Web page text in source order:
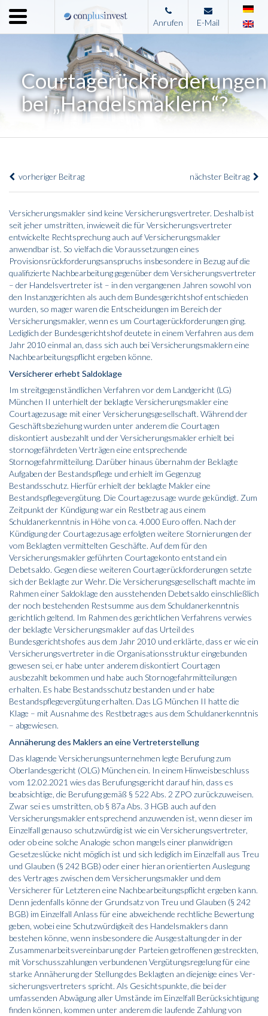
Menu
Home
Leistungen
Immobilienangebote
Kontakt
Anrufen E-Mail
Courtagerückforderungen
bei „Handelsmaklern“?
vorheriger Beitrag nächster Beitrag
Versicherungsmakler sind keine Versicherungsvertreter. Deshalb ist
seit jeher umstritten, inwieweit die für Versicherungsvertreter
entwickelte Rechtsprechung auch auf Versicherungsmakler
anwendbar ist. So vielfach die Voraussetzungen eines
Provisionsrückforderungsanspruchs insbesondere in Bezug auf die
qualifizierte Nachbearbeitung gegenüber dem Versicherungsvertreter
– der Handelsvertreter ist – in den vergangenen Jahren sowohl von
den Instanzgerichten als auch dem Bundesgerichtshof entschieden
wurden, so mager waren die Entscheidungen im Bereich der
Versicherungsmakler, wenn es um Courtagerückforderungen ging.
Lediglich der Bundesgerichtshof deutete in einem Verfahren aus dem
Jahr 2010 einmal an, dass sich auch bei Versicherungsmaklern eine
Nachbearbeitungspflicht ergeben könne.
Versicherer erhebt Saldoklage
Im streitgegenständlichen Verfahren vor dem Landgericht (LG)
München II unterhielt der beklagte Versicherungsmakler eine
Courtagezusage mit einer Versicherungsgesellschaft. Während der
Geschäftsbeziehung wurden unter anderem die Courtagen
diskontiert ausbezahlt und der Versicherungsmakler erhielt bei
stornogefährdeten Verträgen eine entsprechende
Stornogefahrmitteilung. Darüber hinaus übernahm der Beklagte
Aufgaben der Bestandspflege und erhielt im Gegenzug
Bestandsschutz. Hierfür erhielt der beklagte Makler eine
Bestandspflegevergütung. Die Courtagezusage wurde gekündigt. Zum
Zeitpunkt der Kündigung war ein Restbetrag aus einem
Schuldanerkenntnis in Höhe von ca. 4.000 Euro offen. Nach der
Kündigung der Courtagezusage erfolgten weitere Stornierungen der
vom Beklagten vermittelten Geschäfte. Auf dem für den
Versicherungsmakler geführten Courtagekonto entstand ein
Debetsaldo. Gegen diese weiteren Courtagerückforderungen setzte
sich der Beklagte zur Wehr. Die Versicherungsgesellschaft machte im
Rahmen einer Saldoklage den ausstehenden Debetsaldo einschließlich
der noch bestehenden Restsumme aus dem Schuldanerkenntnis
gerichtlich geltend. Im Rahmen des gerichtlichen Verfahrens verwies
der beklagte Versicherungsmakler auf das Urteil des
Bundesgerichtshofes aus dem Jahr 2010 und erklärte, dass er wie ein
Versicherungsvertreter in die Organisationsstruktur eingebunden
gewesen sei, er habe unter anderem diskontiert Courtagen
ausbezahlt bekommen und habe auch Stornogefahrmitteilungen
erhalten. Es habe Bestandsschutz bestanden und er habe
Bestandspflegevergütung erhalten. Das LG München II hatte die
Klage – mit Ausnahme des Rest­betrages aus dem Schuldanerkenntnis
– abgewiesen.
Annäherung des Maklers an eine Vertreterstellung
Das klagende Versicherungsunternehmen legte Berufung zum
Oberlandesgericht (OLG) München ein. In einem Hinweisbeschluss
vom 12.02.2021 wies das Berufungsgericht darauf hin, dass es
beabsichtige, die Berufung gemäß § 522 Abs. 2 ZPO zurückzuweisen.
Zwar sei es umstritten, ob § 87a Abs. 3 HGB auch auf den
Versicherungsmakler entsprechend anzuwenden ist, wenn dieser im
Einzelfall genauso schutzwürdig ist wie ein Versicherungsvertreter,
oder ob eine solche Analogie schon mangels einer planwidrigen
Gesetzeslücke nicht möglich ist und sich lediglich im Einzelfall aus Treu
und Glauben (§ 242 BGB) oder einer hieran orientierten Auslegung
des Vertrages zwischen dem Versicherungsmakler und dem
Versicherer für Letzteren eine Nachbearbeitungspflicht ergeben kann.
Denn jedenfalls könne der Grundsatz von Treu und Glauben (§ 242
BGB) im Einzelfall Anlass für eine abweichende rechtliche Bewertung
geben, wobei eine Schutzwürdigkeit des Handelsmaklers dann
bestehen könne, wenn insbesondere die Ausgestaltung der in der
Zusammenarbeitsvereinbarung der Parteien getroffenen gestreckten,
mit Vorschusszahlungen verbundenen Vergütungsregelung für eine
starke Annäherung der Stellung des Beklagten an diejenige eines Ver­
sicherungsvertreters spricht. Als Gesichtspunkte, die bei der
umfassenden Abwägung aller Umstände im Einzelfall Berücksichtigung
finden können, kommen unter anderem die laufende Zahlung von